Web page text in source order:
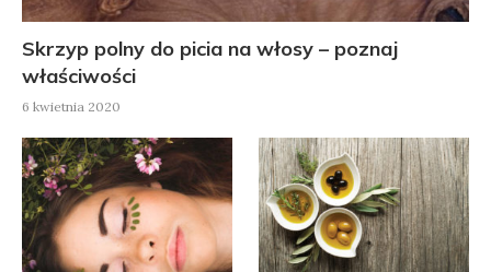
Skrzyp polny do picia na włosy – poznaj
właściwości
6 kwietnia 2020